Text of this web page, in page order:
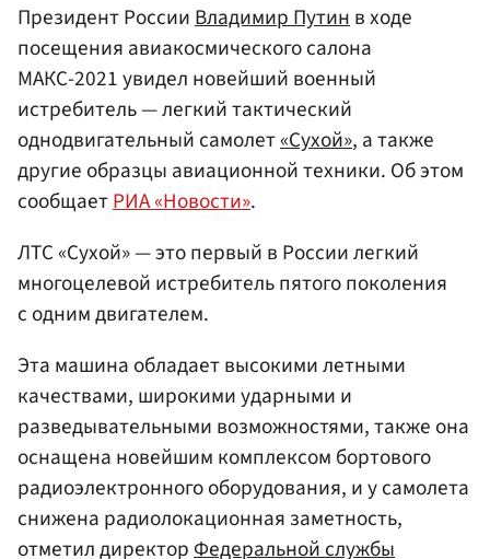
Президент РоссииВладимир Путинв ходе
посещения авиакосмического салона
МАКС-2021 увидел новейший военный
истребитель — легкий тактический
однодвигательный самолет«Сухой», а также
другие образцы авиационной техники. Об этом
сообщаетРИА «Новости».
ЛТС «Сухой» — это первый в России легкий
многоцелевой истребитель пятого поколения
с одним двигателем.
Эта машина обладает высокими летными
качествами, широкими ударными и
разведывательными возможностями, также она
оснащена новейшим комплексом бортового
радиоэлектронного оборудования, и у самолета
снижена радиолокационная заметность,
отметил директорФедеральной службы